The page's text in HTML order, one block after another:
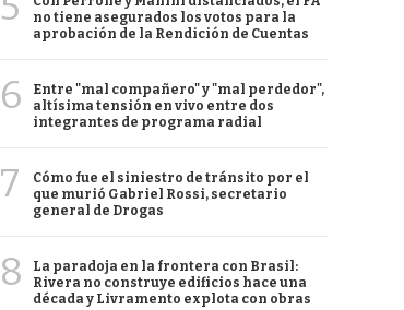
no tiene asegurados los votos para la
aprobación de la Rendición de Cuentas
6
Entre "mal compañero" y "mal perdedor",
altísima tensión en vivo entre dos
integrantes de programa radial
7
Cómo fue el siniestro de tránsito por el
que murió Gabriel Rossi, secretario
general de Drogas
8
La paradoja en la frontera con Brasil:
Rivera no construye edificios hace una
década y Livramento explota con obras